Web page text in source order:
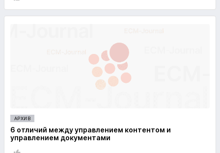
АРХИВ
6 отличий между управлением контентом и
управлением документами